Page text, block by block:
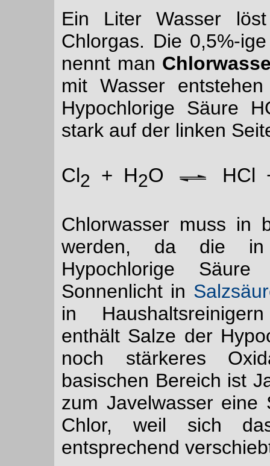
Ein Liter Wasser
Chlorgas. Die 0,5%-
nennt man
mit Wasser
Hypochlorige Säure
stark auf der linken
Cl2 + H2O HCl
Chlorwasser muss in
werden, da die in
Hypochlorige
Sonnenlicht in
in
enthält Salze der
noch stärkeres
basischen Bereich ist
zum Javelwasser eine
Chlor, weil sich
entsprechend